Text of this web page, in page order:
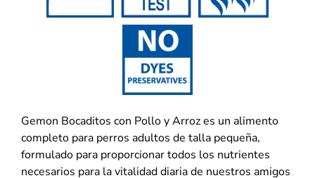
Gemon Bocaditos con Pollo y Arroz es un alimento
completo para perros adultos de talla pequeña,
formulado para proporcionar todos los nutrientes
necesarios para la vitalidad diaria de nuestros amigos